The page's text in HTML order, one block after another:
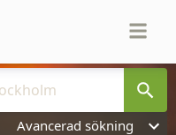
Avancerad sökning